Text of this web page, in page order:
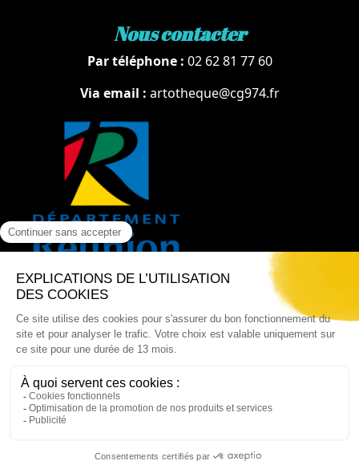
Nous contacter
Par téléphone : 02 62 81 77 60
Via email : artotheque@cg974.fr